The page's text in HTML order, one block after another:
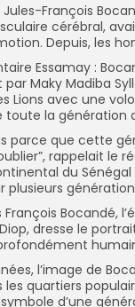
François
cérébral,
Depuis, les
Essamay :
Maky Madiba
Lions avec une
la génération
parce que cette
rappelait le
du
plusieurs
François Bocandé,
dresse le
l’image de
les quartiers
d’une